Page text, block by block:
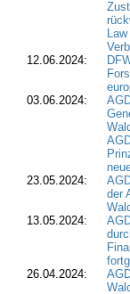
12.06.2024:
03.06.2024:
23.05.2024:
der
13.05.2024:
26.04.2024: